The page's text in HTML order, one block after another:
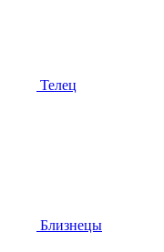
Телец
Близнецы